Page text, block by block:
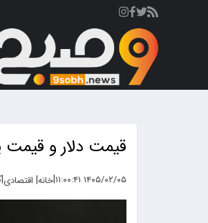
قیمت دلار و قیمت یورو امروز
۱۴۰۵/۰۲/۰۵ ۱۱:۰۰:۴۱ |خانه| اقتصادی|